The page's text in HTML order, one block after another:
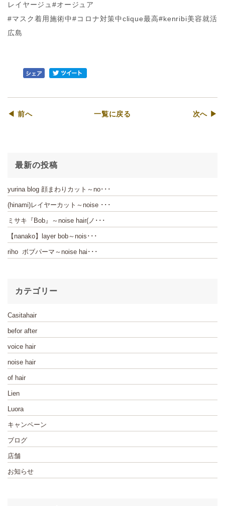
レイヤージュ#オージュア
#マスク着用施術中#コロナ対策中clique最高#kenribi美容就活
広島
◀ 前へ 一覧に戻る 次へ ▶
最新の投稿
yurina blog 顔まわりカット～no･･･
(hinami)レイヤーカット～noise ･･･
ミサキ『Bob』～noise hair(ノ･･･
【nanako】layer bob～nois･･･
riho ボブパーマ～noise hai･･･
カテゴリー
Casitahair
befor after
voice hair
noise hair
of hair
Lien
Luora
キャンペーン
ブログ
店舗
お知らせ